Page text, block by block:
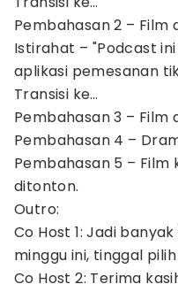
Pembahasan 2 –
Istirahat – "Podcast
aplikasi pemesanan
Transisi ke…
Pembahasan 3 – Film
Pembahasan 4 –
Pembahasan 5 –
ditonton.
Outro:
Co Host 1: Jadi
minggu ini, tinggal
Co Host 2: Terima